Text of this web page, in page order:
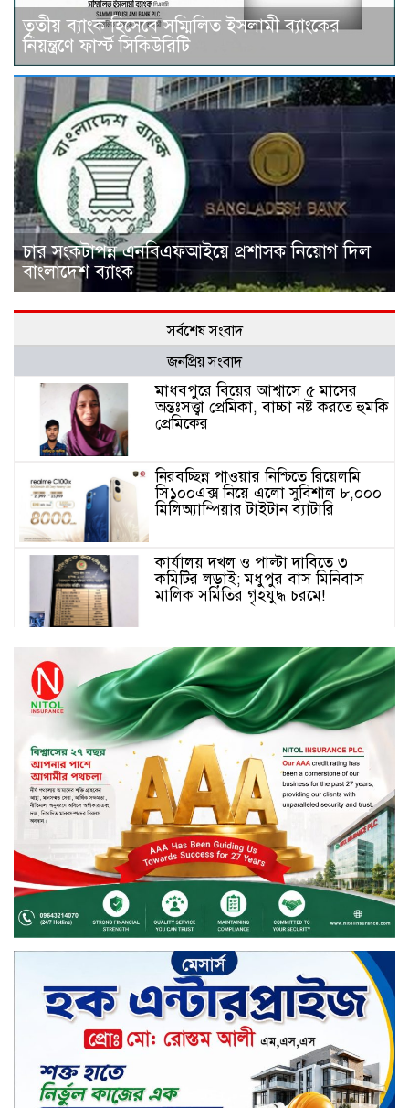
তৃতীয় ব্যাংক হিসেবে সম্মিলিত ইসলামী ব্যাংকের
নিয়ন্ত্রণে ফার্স্ট সিকিউরিটি
চার সংকটাপন্ন এনবিএফআইয়ে প্রশাসক নিয়োগ দিল
বাংলাদেশ ব্যাংক
সর্বশেষ সংবাদ
জনপ্রিয় সংবাদ
মাধবপুরে বিয়ের আশ্বাসে ৫ মাসের
অন্তঃসত্ত্বা প্রেমিকা, বাচ্চা নষ্ট করতে হুমকি
প্রেমিকের
নিরবচ্ছিন্ন পাওয়ার নিশ্চিতে রিয়েলমি
সি১০০এক্স নিয়ে এলো সুবিশাল ৮,০০০
মিলিঅ্যাম্পিয়ার টাইটান ব্যাটারি
কার্যালয় দখল ও পাল্টা দাবিতে ৩
কমিটির লড়াই; মধুপুর বাস মিনিবাস
মালিক সমিতির গৃহযুদ্ধ চরমে!
এসএসসি-সমমানের ফলে কমল পাসের
হার, জিপিএ-৫ও কমেছে
এসএসসি ও সমমানের ফল প্রকাশ,
পাসের হার ৬২.২৫ শতাংশ
দেশের তিন গ্রামকে ‘এসডিজি ভিলেজ’
ঘোষণা করলেন প্রধানমন্ত্রী
তৃতীয় ব্যাংক হিসেবে সম্মিলিত ইসলামী
ব্যাংকের নিয়ন্ত্রণে ফার্স্ট সিকিউরিটি
চার সংকটাপন্ন এনবিএফআইয়ে প্রশাসক
নিয়োগ দিল বাংলাদেশ ব্যাংক
এসএসসিতে সিলেটে পাসের হার
৫৮.৩৩, জিপিএ-৫ পয়েছে ৩৮৩৬